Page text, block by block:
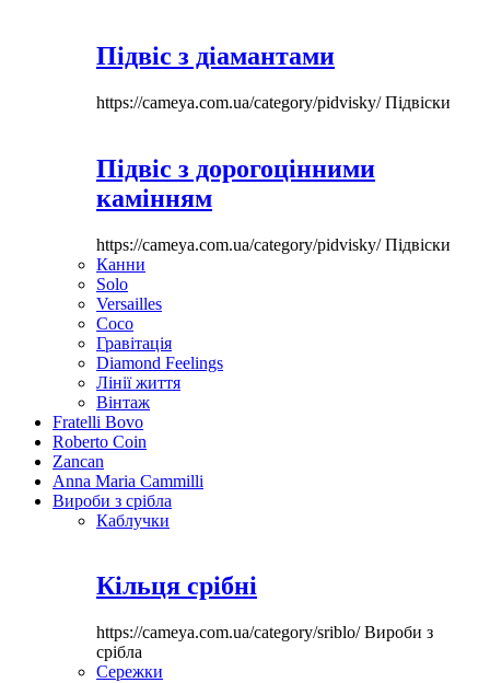
Підвіс з діамантами
https://cameya.com.ua/category/pidvisky/Підвіски
Підвіс з дорогоцінними
камінням
https://cameya.com.ua/category/pidvisky/Підвіски
Канни
Solo
Versailles
Coco
Гравітація
Diamond Feelings
Лінії життя
Вінтаж
Fratelli Bovo
Roberto Coin
Zancan
Anna Maria Cammilli
Вироби з срібла
Каблучки
Кільця срібні
https://cameya.com.ua/category/sriblo/Вироби з
срібла
Сережки